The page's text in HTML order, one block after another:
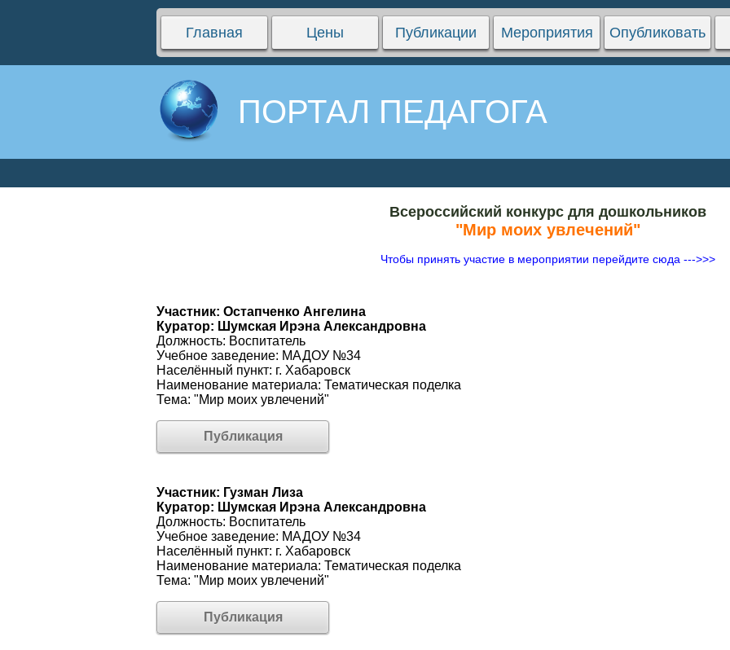
Главная Цены Публикации Мероприятия Опубликовать
ПОРТАЛ ПЕДАГОГА
Всероссийский конкурс для дошкольников
"Мир моих увлечений"
Чтобы принять участие в мероприятии перейдите сюда --->>>
Участник: Остапченко Ангелина
Куратор: Шумская Ирэна Александровна
Должность: Воспитатель
Учебное заведение: МАДОУ №34
Населённый пункт: г. Хабаровск
Наименование материала: Тематическая поделка
Тема: "Мир моих увлечений"
Публикация
Участник: Гузман Лиза
Куратор: Шумская Ирэна Александровна
Должность: Воспитатель
Учебное заведение: МАДОУ №34
Населённый пункт: г. Хабаровск
Наименование материала: Тематическая поделка
Тема: "Мир моих увлечений"
Публикация